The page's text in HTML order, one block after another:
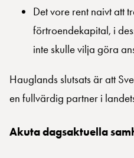
Det vore rent naivt att
förtroendekapital, i
inte skulle vilja göra
Hauglands slutsats är att
en fullvärdig partner i
Akuta dagsaktuella